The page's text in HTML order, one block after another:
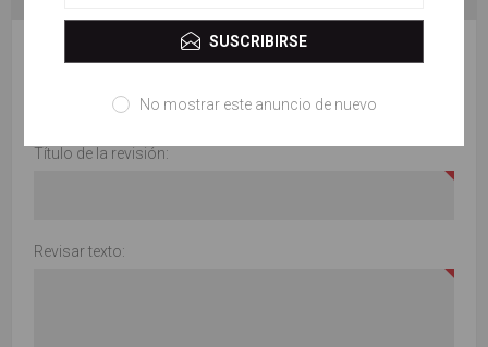
ESCRIBE TU PROPIO COMENTARIO
Solo los usuarios registrados pueden escribir comentarios
Título de la revisión:
Revisar texto:
SUSCRIBIRSE
No mostrar este anuncio de nuevo